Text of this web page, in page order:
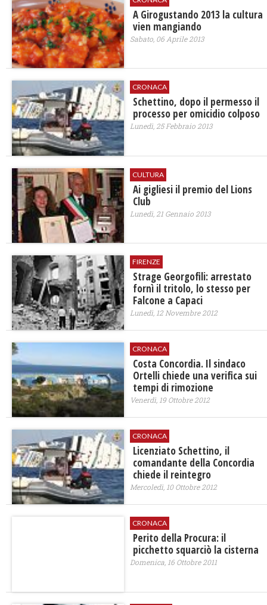
A Girogustando 2013 la cultura
vien mangiando
Sabato, 06 Aprile 2013
CRONACA
Schettino, dopo il permesso il
processo per omicidio colposo
Lunedì, 25 Febbraio 2013
CULTURA
Ai gigliesi il premio del Lions
Club
Lunedì, 21 Gennaio 2013
FIRENZE
Strage Georgofili: arrestato
fornì il tritolo, lo stesso per
Falcone a Capaci
Lunedì, 12 Novembre 2012
CRONACA
Costa Concordia. Il sindaco
Ortelli chiede una verifica sui
tempi di rimozione
Venerdì, 19 Ottobre 2012
CRONACA
Licenziato Schettino, il
comandante della Concordia
chiede il reintegro
Mercoledì, 10 Ottobre 2012
CRONACA
Perito della Procura: il
picchetto squarciò la cisterna
Domenica, 16 Ottobre 2011